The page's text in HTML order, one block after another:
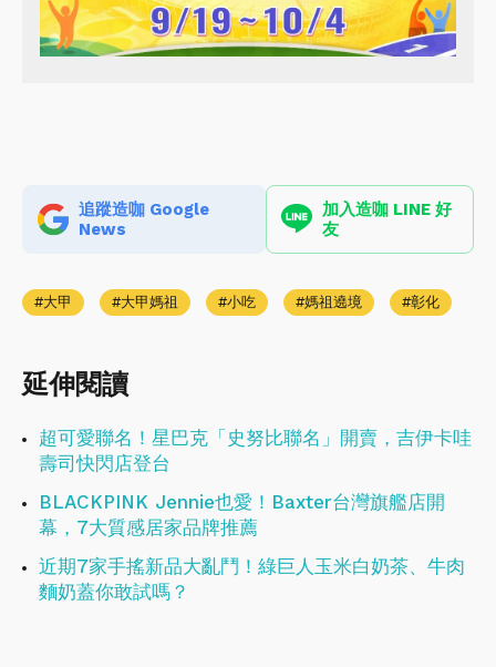
追蹤造咖 Google
News
加入造咖 LINE 好
友
大甲 大甲媽祖 小吃 媽祖遶境 彰化
延伸閱讀
超可愛聯名！星巴克「史努比聯名」開賣，吉伊卡哇
壽司快閃店登台
BLACKPINK Jennie也愛！Baxter台灣旗艦店開
幕，7大質感居家品牌推薦
近期7家手搖新品大亂鬥！綠巨人玉米白奶茶、牛肉
麵奶蓋你敢試嗎？